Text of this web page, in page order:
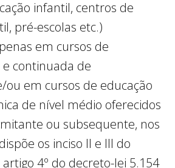
infantil, centros de
pré-escolas etc.)
em cursos de
continuada de
em cursos de educação
de nível médio oferecidos
ou subsequente, nos
os inciso II e III do
4º do decreto-lei 5.154